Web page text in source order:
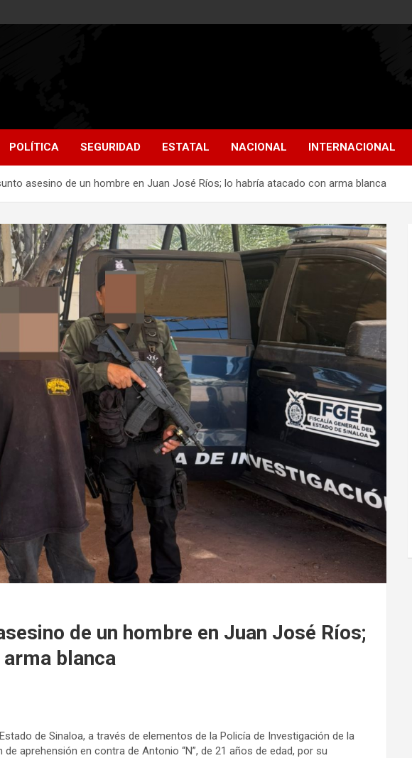
POLÍTICA SEGURIDAD ESTATAL NACIONAL INTERNACIONAL
asesino de un hombre en Juan José Ríos; lo habría atacado con arma blanca
de un hombre en Juan José Ríos;
blanca
de Sinaloa, a través de elementos de la Policía de Investigación de la
aprehensión en contra de Antonio “N”, de 21 años de edad, por su